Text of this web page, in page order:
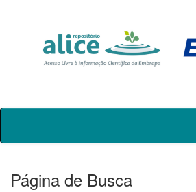
Skip
Página de Busca